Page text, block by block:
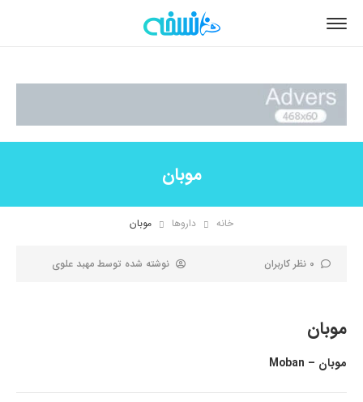
موبان
خانه داروها موبان
0 نظر کاربران نوشته شده توسط مهبد علوی
موبان
موبان – Moban